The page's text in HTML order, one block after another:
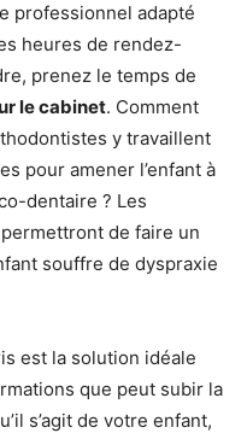
professionnel adapté
heures de rendez-
prenez le temps de
le cabinet. Comment
y travaillent
pour amener l’enfant à
dentaire ? Les
de faire un
souffre de dyspraxie
est la solution idéale
que peut subir la
s’agit de votre enfant,